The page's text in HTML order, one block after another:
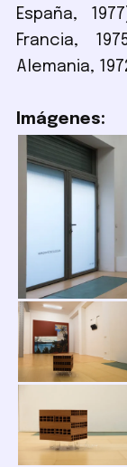
España,
Francia,
Alemania,
Imágenes: